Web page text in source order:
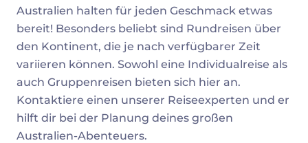
Australien halten für jeden Geschmack etwas
bereit! Besonders beliebt sind Rundreisen über
den Kontinent, die je nach verfügbarer Zeit
variieren können. Sowohl eine Individualreise als
auch Gruppenreisen bieten sich hier an.
Kontaktiere einen unserer Reiseexperten und er
hilft dir bei der Planung deines großen
Australien-Abenteuers.